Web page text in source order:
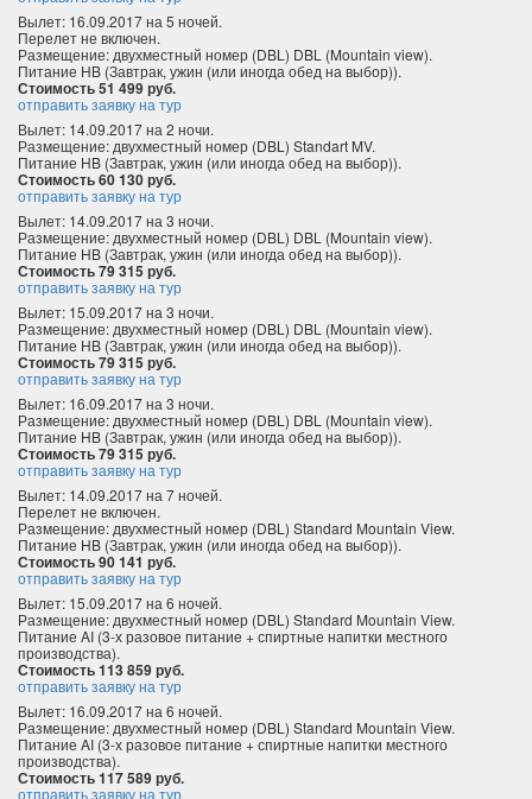
Вылет: 16.09.2017 на 5 ночей.
Перелет не включен.
Размещение: двухместный номер (DBL) DBL (Mountain view).
Питание HB (Завтрак, ужин (или иногда обед на выбор)).
Стоимость 51 499 руб.
отправить заявку на тур
Вылет: 14.09.2017 на 2 ночи.
Размещение: двухместный номер (DBL) Standart MV.
Питание HB (Завтрак, ужин (или иногда обед на выбор)).
Стоимость 60 130 руб.
отправить заявку на тур
Вылет: 14.09.2017 на 3 ночи.
Размещение: двухместный номер (DBL) DBL (Mountain view).
Питание HB (Завтрак, ужин (или иногда обед на выбор)).
Стоимость 79 315 руб.
отправить заявку на тур
Вылет: 15.09.2017 на 3 ночи.
Размещение: двухместный номер (DBL) DBL (Mountain view).
Питание HB (Завтрак, ужин (или иногда обед на выбор)).
Стоимость 79 315 руб.
отправить заявку на тур
Вылет: 16.09.2017 на 3 ночи.
Размещение: двухместный номер (DBL) DBL (Mountain view).
Питание HB (Завтрак, ужин (или иногда обед на выбор)).
Стоимость 79 315 руб.
отправить заявку на тур
Вылет: 14.09.2017 на 7 ночей.
Перелет не включен.
Размещение: двухместный номер (DBL) Standard Mountain View.
Питание HB (Завтрак, ужин (или иногда обед на выбор)).
Стоимость 90 141 руб.
отправить заявку на тур
Вылет: 15.09.2017 на 6 ночей.
Размещение: двухместный номер (DBL) Standard Mountain View.
Питание AI (3-х разовое питание + спиртные напитки местного
производства).
Стоимость 113 859 руб.
отправить заявку на тур
Вылет: 16.09.2017 на 6 ночей.
Размещение: двухместный номер (DBL) Standard Mountain View.
Питание AI (3-х разовое питание + спиртные напитки местного
производства).
Стоимость 117 589 руб.
отправить заявку на тур